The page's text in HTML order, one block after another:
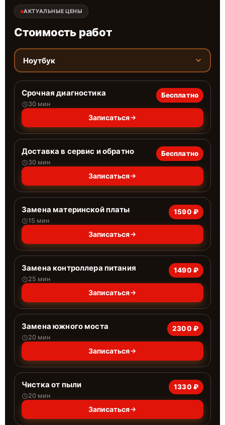
АКТУАЛЬНЫЕ ЦЕНЫ
Стоимость работ
Ноутбук
Срочная диагностика
30 мин
Бесплатно
Записаться
Доставка в сервис и обратно
30 мин
Бесплатно
Записаться
Замена материнской платы
15 мин
1590 ₽
Записаться
Замена контроллера питания
25 мин
1490 ₽
Записаться
Замена южного моста
20 мин
2300 ₽
Записаться
Чистка от пыли
20 мин
1330 ₽
Записаться